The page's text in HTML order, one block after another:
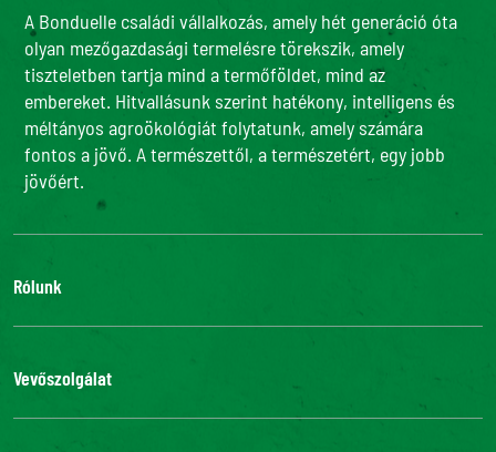
A Bonduelle családi vállalkozás, amely hét generáció óta
olyan mezőgazdasági termelésre törekszik, amely
tiszteletben tartja mind a termőföldet, mind az
embereket. Hitvallásunk szerint hatékony, intelligens és
méltányos agroökológiát folytatunk, amely számára
fontos a jövő. A természettől, a természetért, egy jobb
jövőért.
Rólunk
Adatvédelmi szabályzatunk
Csatlakozz hozzánk
Vevőszolgálat
Kapcsolat
Gyakori kérdések